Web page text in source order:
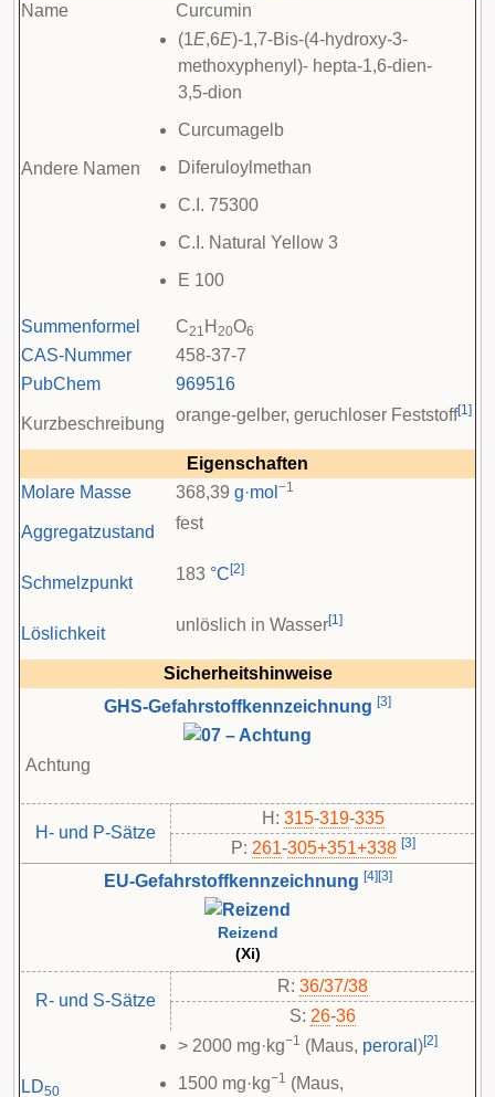
Name
Curcumin
Andere Namen
(1E,6E)-1,7-Bis-(4-hydroxy-3-
methoxyphenyl)- hepta-1,6-dien-
3,5-dion
Curcumagelb
Diferuloylmethan
C.I. 75300
C.I. Natural Yellow 3
E 100
Summenformel C21 H 20O6
CAS-Nummer
458-37-7
PubChem
969516
Kurzbeschreibung orange-gelber, geruchloser Feststoff[1]
Eigenschaften
Molare Masse
368,39 g·mol −1
Aggregatzustand fest
Schmelzpunkt 183 °C [2]
Löslichkeit unlöslich in Wasser[1]
Sicherheitshinweise
GHS-Gefahrstoffkennzeichnung [3]
Achtung
H- und P-Sätze
H: 315-319-335
P: 261-​305+351+338 [3]
EU-Gefahrstoffkennzeichnung [4] [3]
Reizend
(Xi)
R- und S-Sätze
R: 36/37/38
S: 26-36
LD50
> 2000 mg·kg−1 (Maus, peroral )[2]
1500 mg·kg−1 (Maus,